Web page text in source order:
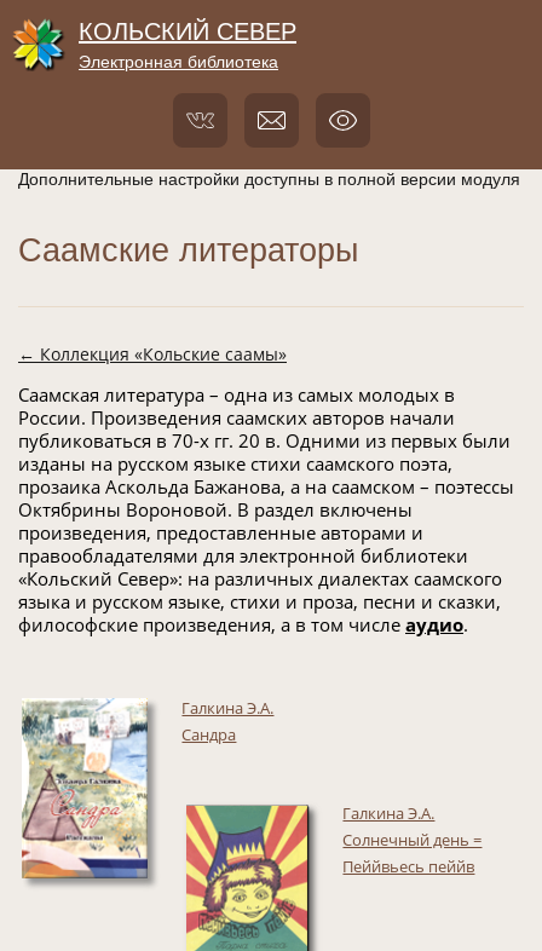
КОЛЬСКИЙ СЕВЕР
Электронная библиотека
Дополнительные настройки доступны в полной версии модуля
Саамские литераторы
← Коллекция «Кольские саамы»
Саамская литература – одна из самых молодых в
России. Произведения саамских авторов начали
публиковаться в 70-х гг. 20 в. Одними из первых были
изданы на русском языке стихи саамского поэта,
прозаика Аскольда Бажанова, а на саамском – поэтессы
Октябрины Вороновой. В раздел включены
произведения, предоставленные авторами и
правообладателями для электронной библиотеки
«Кольский Север»: на различных диалектах саамского
языка и русском языке, стихи и проза, песни и сказки,
философские произведения, а в том числе аудио.
Галкина Э.А.
Сандра
Галкина Э.А.
Солнечный день =
Пеййвьесь пеййв